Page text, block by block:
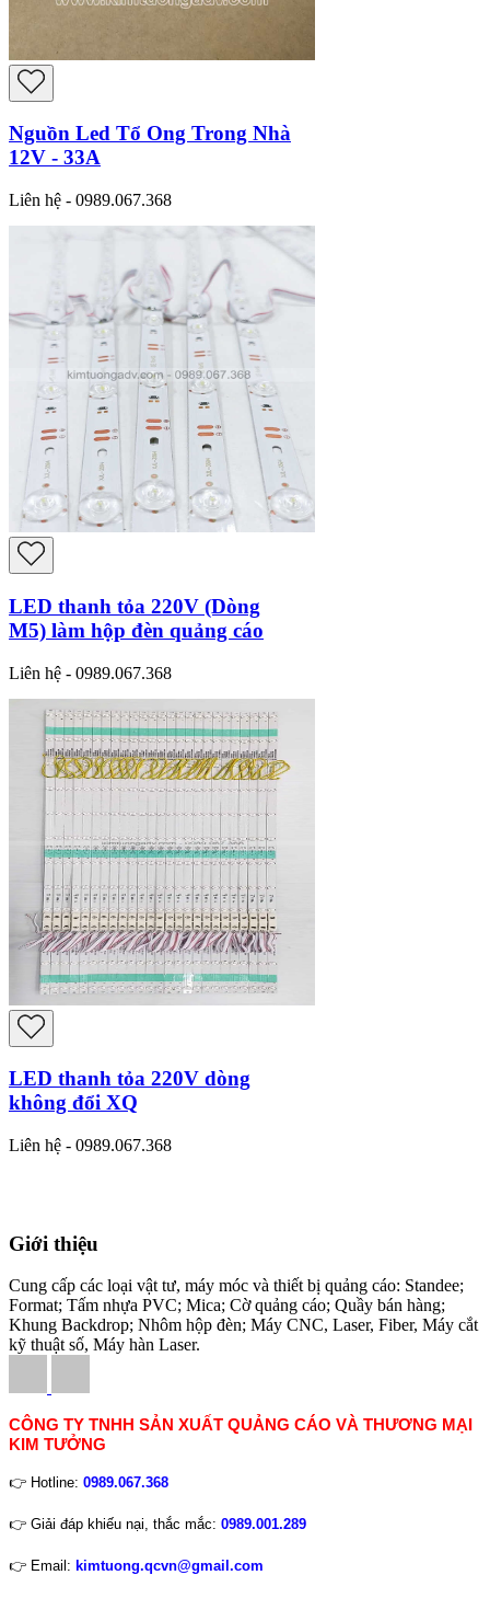
Nguồn Led Tổ Ong Trong Nhà
12V - 33A
Liên hệ - 0989.067.368
LED thanh tỏa 220V (Dòng
M5) làm hộp đèn quảng cáo
Liên hệ - 0989.067.368
LED thanh tỏa 220V dòng
không đổi XQ
Liên hệ - 0989.067.368
Giới thiệu
Cung cấp các loại vật tư, máy móc và thiết bị quảng cáo: Standee;
Format; Tấm nhựa PVC; Mica; Cờ quảng cáo; Quầy bán hàng;
Khung Backdrop; Nhôm hộp đèn; Máy CNC, Laser, Fiber, Máy cắt
kỹ thuật số, Máy hàn Laser.
CÔNG TY TNHH SẢN XUẤT QUẢNG CÁO VÀ THƯƠNG MẠI
KIM TƯỞNG
👉 Hotline: 0989.067.368
👉 Giải đáp khiếu nại, thắc mắc: 0989.001.289
👉 Email: kimtuong.qcvn@gmail.com